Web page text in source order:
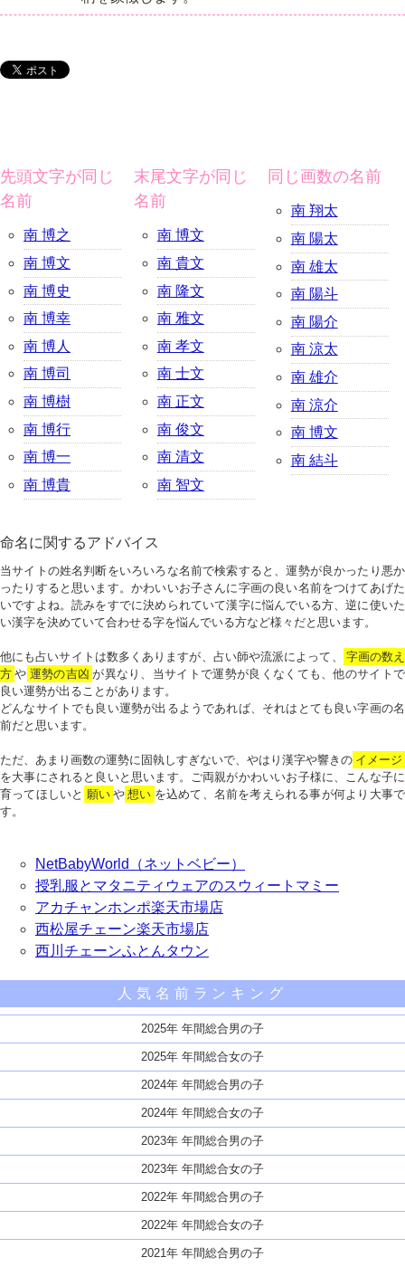
先頭文字が同じ
名前
南 博之
南 博文
南 博史
南 博幸
南 博人
南 博司
南 博樹
南 博行
南 博一
南 博貴
末尾文字が同じ
名前
南 博文
南 貴文
南 隆文
南 雅文
南 孝文
南 士文
南 正文
南 俊文
南 清文
南 智文
同じ画数の名前
南 翔太
南 陽太
南 雄太
南 陽斗
南 陽介
南 涼太
南 雄介
南 涼介
南 博文
南 結斗
命名に関するアドバイス
当サイトの姓名判断をいろいろな名前で検索すると、運勢が良かったり悪か
ったりすると思います。かわいいお子さんに字画の良い名前をつけてあげた
いですよね。読みをすでに決められていて漢字に悩んでいる方、逆に使いた
い漢字を決めていて合わせる字を悩んでいる方など様々だと思います。
他にも占いサイトは数多くありますが、占い師や流派によって、
字画の数え
方 や 運勢の吉凶 が異なり、当サイトで運勢が良くなくても、他のサイトで
良い運勢が出ることがあります。
どんなサイトでも良い運勢が出るようであれば、それはとても良い字画の名
前だと思います。
ただ、あまり画数の運勢に固執しすぎないで、やはり漢字や響きの イメージ
を大事にされると良いと思います。ご両親がかわいいお子様に、こんな子に
育ってほしいと 願い や 想い を込めて、名前を考えられる事が何より大事で
す。
NetBabyWorld（ネットベビー）
授乳服とマタニティウェアのスウィートマミー
アカチャンホンポ楽天市場店
西松屋チェーン楽天市場店
西川チェーンふとんタウン
人気名前ランキング
2025年 年間総合男の子
2025年 年間総合女の子
2024年 年間総合男の子
2024年 年間総合女の子
2023年 年間総合男の子
2023年 年間総合女の子
2022年 年間総合男の子
2022年 年間総合女の子
2021年 年間総合男の子